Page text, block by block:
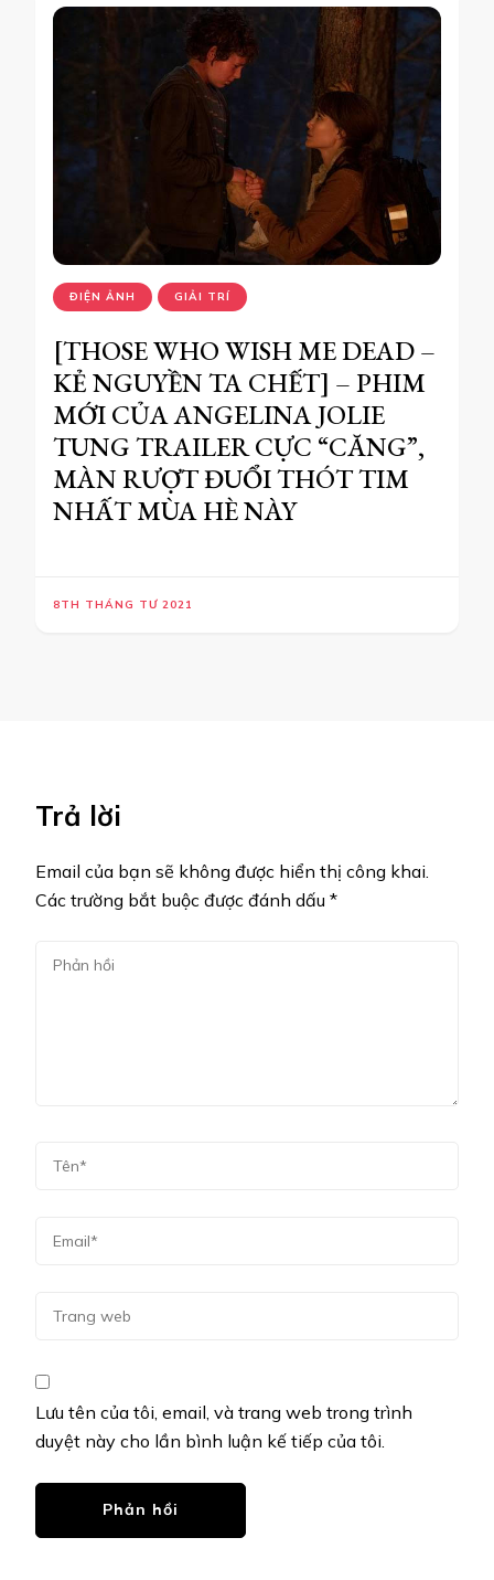
ĐIỆN ẢNH GIẢI TRÍ
[THOSE WHO WISH ME DEAD –
KẺ NGUYỀN TA CHẾT] – PHIM
MỚI CỦA ANGELINA JOLIE
TUNG TRAILER CỰC “CĂNG”,
MÀN RƯỢT ĐUỔI THÓT TIM
NHẤT MÙA HÈ NÀY
8TH THÁNG TƯ 2021
Trả lời
Email của bạn sẽ không được hiển thị công khai.
Các trường bắt buộc được đánh dấu *
Lưu tên của tôi, email, và trang web trong trình
duyệt này cho lần bình luận kế tiếp của tôi.